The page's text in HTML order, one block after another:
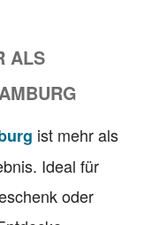
ALS
ist mehr als
Ideal für
oder